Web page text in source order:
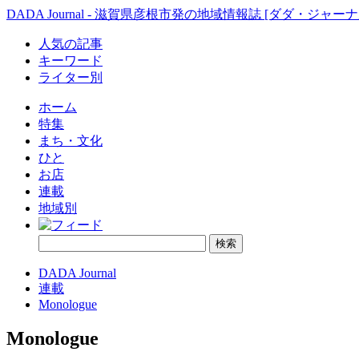
DADA Journal - 滋賀県彦根市発の地域情報誌 [ダダ・ジャー
人気の記事
キーワード
ライター別
ホーム
特集
まち・文化
ひと
お店
連載
地域別
DADA Journal
連載
Monologue
Monologue